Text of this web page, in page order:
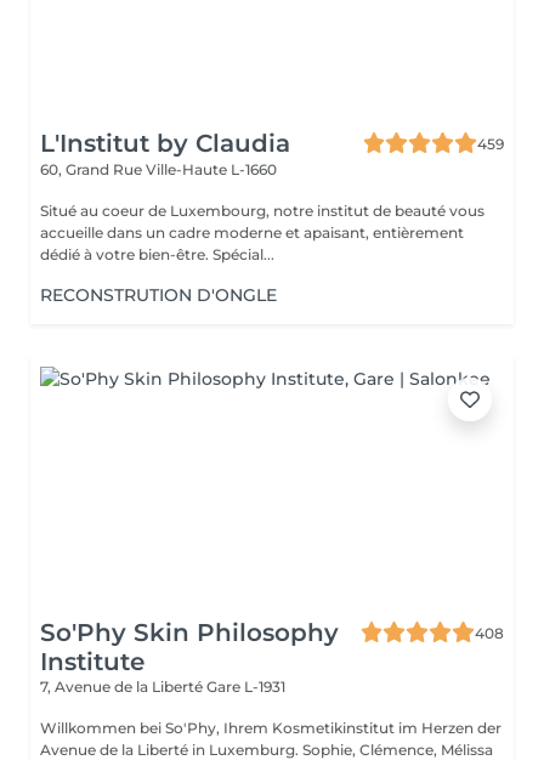
L'Institut by Claudia
459
60, Grand Rue Ville-Haute L-1660
Situé au coeur de Luxembourg, notre institut de beauté vous
accueille dans un cadre moderne et apaisant, entièrement
dédié à votre bien-être. Spécial...
RECONSTRUTION D'ONGLE
So'Phy Skin Philosophy
Institute
408
7, Avenue de la Liberté Gare L-1931
Willkommen bei So'Phy, Ihrem Kosmetikinstitut im Herzen der
Avenue de la Liberté in Luxemburg. Sophie, Clémence, Mélissa